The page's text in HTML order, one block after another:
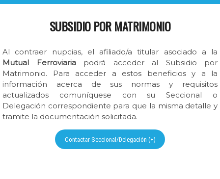
SUBSIDIO POR MATRIMONIO
Al contraer nupcias, el afiliado/a titular asociado a la
Mutual Ferroviariapodrá acceder al Subsidio por
Matrimonio. Para acceder a estos beneficios y a la
información acerca de sus normas y requisitos
actualizados comuníquese con su Seccional o
Delegación correspondiente para que la misma detalle y
tramite la documentación solicitada.
Contactar Seccional/Delegación (+)